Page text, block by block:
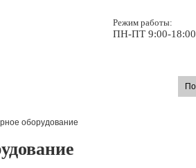
Режим работы:
ПН-ПТ 9:00-18:00
оборудование